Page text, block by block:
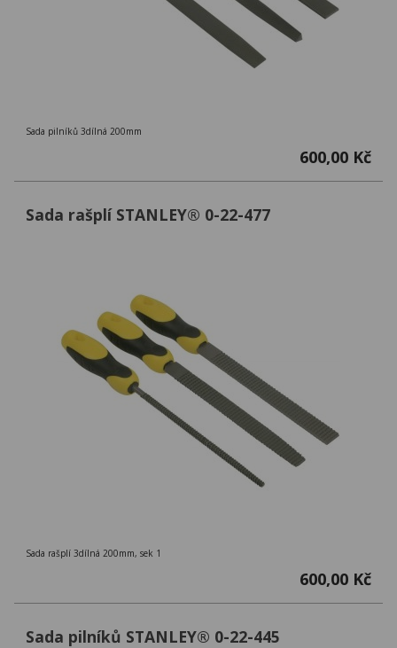
Sada pilníků 3dílná 200mm
600,00 Kč
Sada rašplí STANLEY® 0-22-477
Sada rašplí 3dílná 200mm, sek 1
600,00 Kč
Sada pilníků STANLEY® 0-22-445